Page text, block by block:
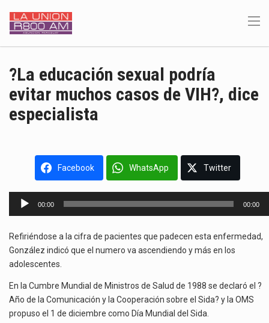
?La educación sexual podría
evitar muchos casos de VIH?, dice
especialista
Facebook WhatsApp Twitter
Reproductor
00:00 00:00
Refiriéndose a la cifra de pacientes que padecen esta enfermedad,
González indicó que el numero va ascendiendo y más en los
adolescentes.
En la Cumbre Mundial de Ministros de Salud de 1988 se declaró el ?
Año de la Comunicación y la Cooperación sobre el Sida? y la OMS
propuso el 1 de diciembre como Día Mundial del Sida.